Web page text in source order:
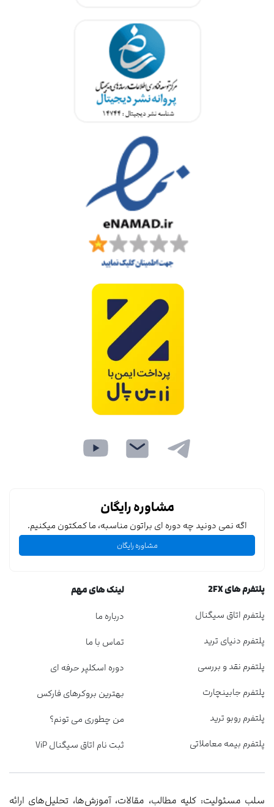
مشاوره رایگان
اگه نمی دونید چه دوره ای براتون مناسبه، ما کمکتون میکنیم.
مشاوره رایگان
پلتفرم های 2FX
پلتفرم اتاق سیگنال
پلتفرم دنیای ترید
پلتفرم نقد و بررسی
پلتفرم جابینچارت
پلتفرم روبو ترید
پلتفرم بیمه معاملاتی
لینک های مهم
درباره ما
تماس با ما
دوره اسکلپر حرفه ای
بهترین بروکرهای فارکس
من چطوری می تونم؟
ثبت نام اتاق سیگنال ViP
سلب مسئولیت: کلیه مطالب، مقالات، آموزش‌ها، تحلیل‌های ارائه